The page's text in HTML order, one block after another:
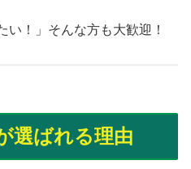
い！」そんな方も大歓迎！
選ばれる理由